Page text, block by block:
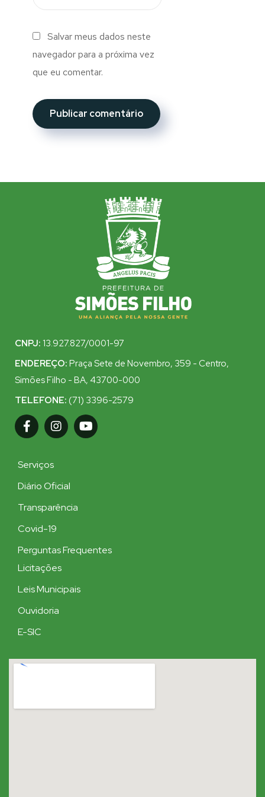
Salvar meus dados neste
navegador para a próxima vez
que eu comentar.
CNPJ: 13.927.827/0001-97
ENDEREÇO: Praça Sete de Novembro, 359 - Centro,
Simões Filho - BA, 43700-000
TELEFONE: (71) 3396-2579
Serviços
Diário Oficial
Transparência
Covid-19
Perguntas Frequentes
Licitações
Leis Municipais
Ouvidoria
E-SIC